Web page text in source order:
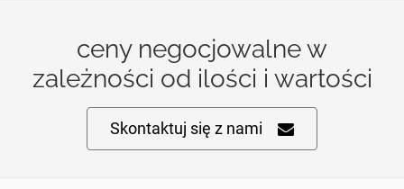
ceny negocjowalne w
zależności od ilości i wartości
Skontaktuj się z nami